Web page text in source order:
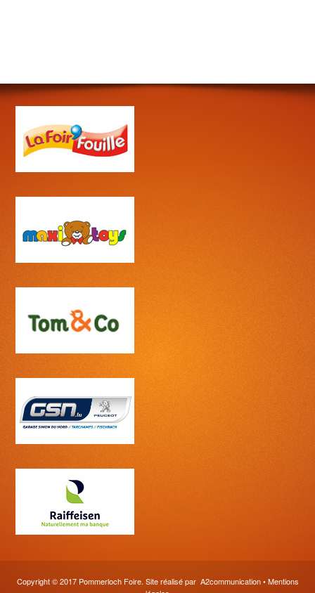
Copyright © 2017 Pommerloch Foire. Site réalisé par A2communication•Mentions